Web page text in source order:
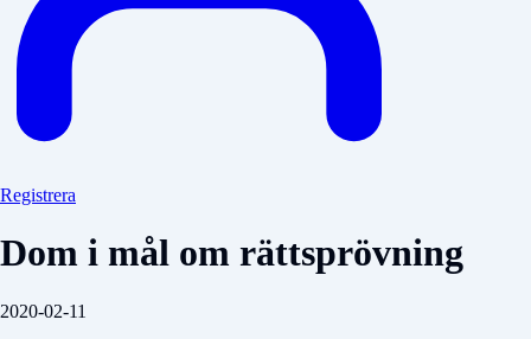
Registrera
Dom i mål om rättsprövning
2020-02-11